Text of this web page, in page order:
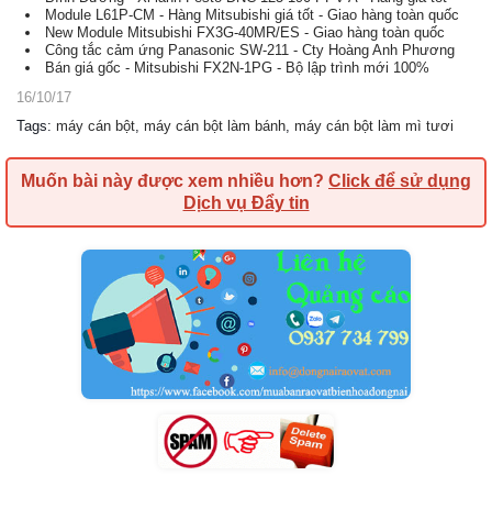
Module L61P-CM - Hàng Mitsubishi giá tốt - Giao hàng toàn quốc
New Module Mitsubishi FX3G-40MR/ES - Giao hàng toàn quốc
Công tắc cảm ứng Panasonic SW-211 - Cty Hoàng Anh Phương
Bán giá gốc - Mitsubishi FX2N-1PG - Bộ lập trình mới 100%
16/10/17
Tags: máy cán bột, máy cán bột làm bánh, máy cán bột làm mì tươi
Muốn bài này được xem nhiều hơn? Click để sử dụng
Dịch vụ Đẩy tin